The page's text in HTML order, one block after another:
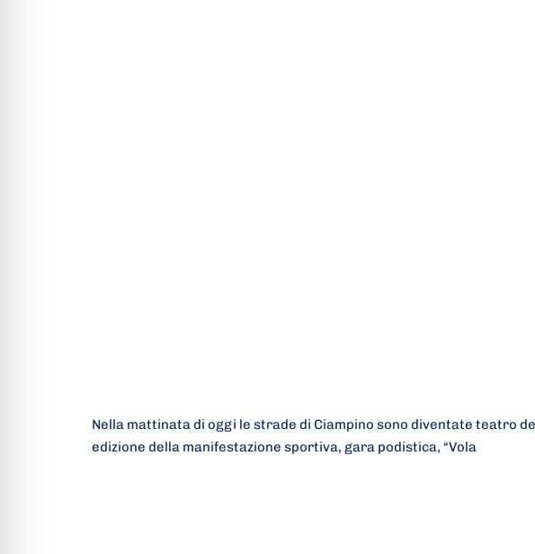
Nella mattinata di oggi le strade di Ciampino sono diventate teatro
edizione della manifestazione sportiva, gara podistica, “Vola